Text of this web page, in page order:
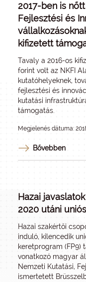
2017-ben is
Fejlesztési és
kifizetett
Tavaly a 2016-os
forint volt az NKFI
kutatóhelyeknek,
fejlesztési és
kutatási
támogatás.
Megjelenés dátuma:
Bővebben
Hazai
2020 utáni
Hazai szakértői
induló, kilencedik
keretprogram (FP9)
vonatkozó magyar
Nemzeti Kutatási,
ismertetett